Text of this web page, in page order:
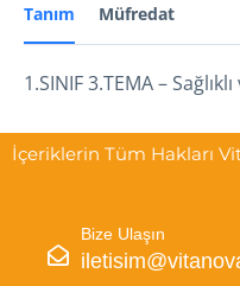
Tanım Müfredat
1.SINIF 3.TEMA –
İçeriklerin Tüm Hakları
Bize Ulaşın